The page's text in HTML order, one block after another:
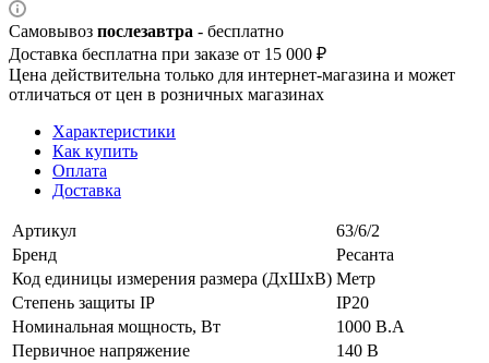
Самовывоз послезавтра - бесплатно
Доставка бесплатна при заказе от 15 000 ₽
Цена действительна только для интернет-магазина и может
отличаться от цен в розничных магазинах
Характеристики
Как купить
Оплата
Доставка
Артикул
63/6/2
Бренд
Ресанта
Код единицы измерения размера (ДхШхВ) Метр
Степень защиты IP
IP20
Номинальная мощность, Вт
1000 В.А
Первичное напряжение
140 В